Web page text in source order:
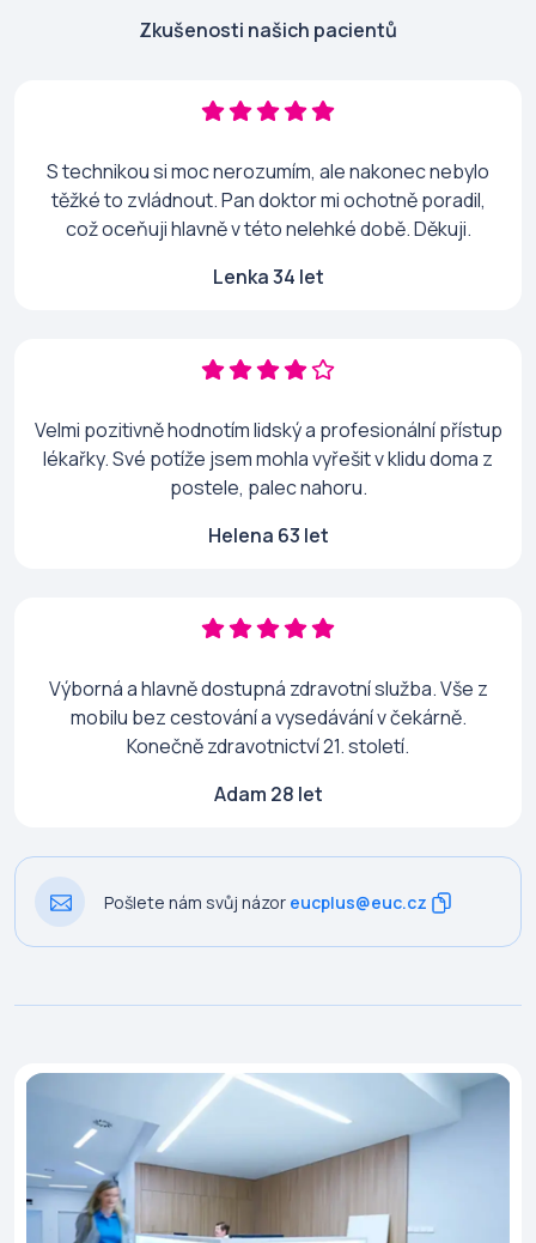
Zkušenosti našich pacientů
S technikou si moc nerozumím, ale nakonec nebylo
těžké to zvládnout. Pan doktor mi ochotně poradil,
což oceňuji hlavně v této nelehké době. Děkuji.
Lenka 34 let
Velmi pozitivně hodnotím lidský a profesionální přístup
lékařky. Své potíže jsem mohla vyřešit v klidu doma z
postele, palec nahoru.
Helena 63 let
Výborná a hlavně dostupná zdravotní služba. Vše z
mobilu bez cestování a vysedávání v čekárně.
Konečně zdravotnictví 21. století.
Adam 28 let
Pošlete nám svůj názor eucplus@euc.cz